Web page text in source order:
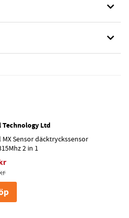
Technology Ltd
MX Sensor däcktryckssensor
2 in 1